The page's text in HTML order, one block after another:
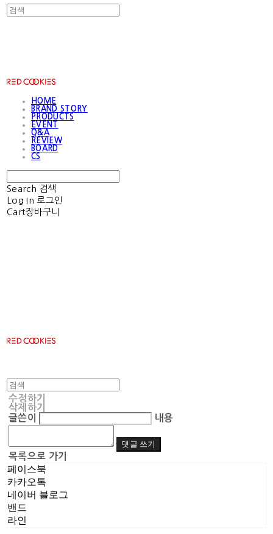
HOME
BRAND STORY
PRODUCTS
EVENT
Q&A
REVIEW
BOARD
CS
Search 검색
Log In 로그인
Cart장바구니
수정하기
삭제하기
글쓴이
내용
댓글 쓰기
목록으로 가기
페이스북
카카오톡
네이버 블로그
밴드
라인